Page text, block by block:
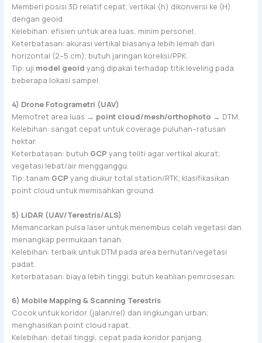
Memberi posisi 3D relatif cepat; vertikal (h) dikonversi ke (H)
dengan geoid.
Kelebihan: efisien untuk area luas, minim personel.
Keterbatasan: akurasi vertikal biasanya lebih lemah dari
horizontal (2–5 cm); butuh jaringan koreksi/PPK.
Tip: uji model geoid yang dipakai terhadap titik leveling pada
beberapa lokasi sampel.
4) Drone Fotogrametri (UAV)
Memotret area luas → point cloud/mesh/orthophoto → DTM.
Kelebihan: sangat cepat untuk coverage puluhan–ratusan
hektar.
Keterbatasan: butuh GCP yang teliti agar vertikal akurat;
vegetasi lebat/air mengganggu.
Tip: tanam GCP yang diukur total station/RTK; klasifikasikan
point cloud untuk memisahkan ground.
5) LiDAR (UAV/Terestris/ALS)
Memancarkan pulsa laser untuk menembus celah vegetasi dan
menangkap permukaan tanah.
Kelebihan: terbaik untuk DTM pada area berhutan/vegetasi
padat.
Keterbatasan: biaya lebih tinggi; butuh keahlian pemrosesan.
6) Mobile Mapping & Scanning Terestris
Cocok untuk koridor (jalan/rel) dan lingkungan urban;
menghasilkan point cloud rapat.
Kelebihan: detail tinggi, cepat pada koridor panjang.